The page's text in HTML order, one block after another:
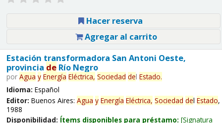
Hacer reserva
Agregar al carrito
Estación transformadora San Antoni Oeste,
provincia deRío Negro
por Agua y Energía Eléctrica, Sociedad del Estado.
Idioma: Español
Editor: Buenos Aires: Agua y Energía Eléctrica, Sociedad del Estado,
1988
Disponibilidad: Ítems disponibles para préstamo: Signatura